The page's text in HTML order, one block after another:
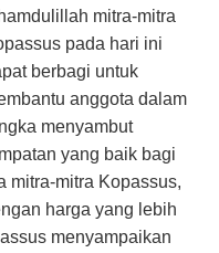
mitra-mitra
pada hari ini
berbagi untuk
anggota dalam
menyambut
yang baik bagi
mitra-mitra Kopassus,
harga yang lebih
menyampaikan